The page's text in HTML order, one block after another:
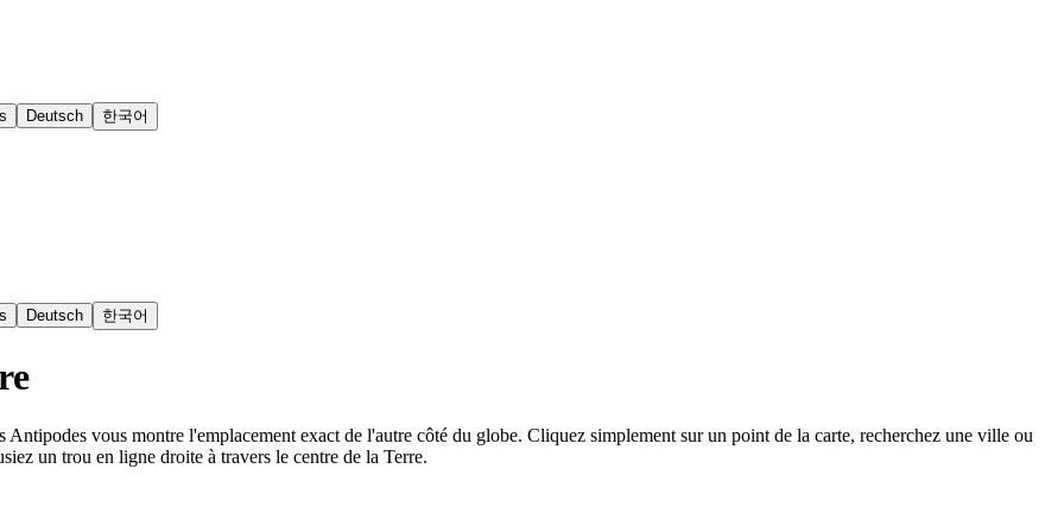
Deutsch 한국어
Deutsch 한국어
vous montre l'emplacement exact de l'autre côté du globe. Cliquez simplement sur un point de la carte, recherchez une ville ou
un trou en ligne droite à travers le centre de la Terre.